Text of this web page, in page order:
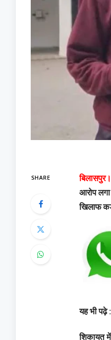
SHARE बिलासपुर।
आरोप
खिलाफ
यह भी पढ़े
शिकायत